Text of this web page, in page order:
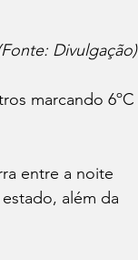
do tempo para Espírito Santo do Pinhal esta semana		  (Fonte: Divulgação)
marcando 6ºC
entre a noite
além da